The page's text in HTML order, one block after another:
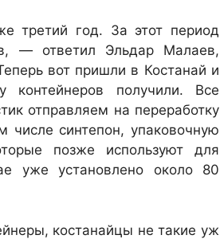
третий год. За этот период
— ответил Эльдар Малаев,
вот пришли в Костанай и
контейнеров получили. Все
отправляем на переработку
синтепон, упаковочную
позже используют для
уже установлено около 80
костанайцы не такие уж